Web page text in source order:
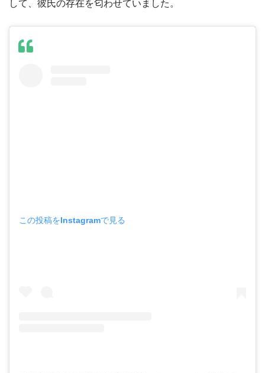
して、彼氏の存在を匂わせていました。
この投稿をInstagramで見る